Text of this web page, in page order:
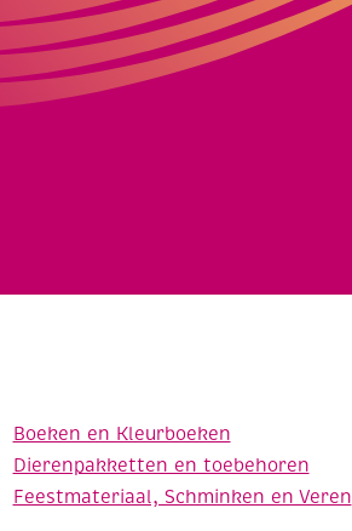
Boeken en Kleurboeken
Dierenpakketten en toebehoren
Feestmateriaal, Schminken en Veren